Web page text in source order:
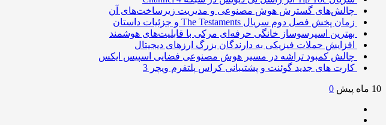
چالش‌های گسترش هوش مصنوعی و مدیریت زیرساخت‌های آن
زمان پخش فصل دوم سریال The Testaments و جزئیات داستان
بهترین اسپرسوساز خانگی حرفه‌ای مرکی با قابلیت‌های هوشمند
افزایش حملات فیزیکی به دارندگان بزرگ ارزهای دیجیتال
چالش کمبود تراشه در مسیر هوش مصنوعی فضایی اسپیس ایکس
کارت های جدید گوئنت و پشتیبانی کراس پلتفرم ویچر 3
10 ماه پیش 0